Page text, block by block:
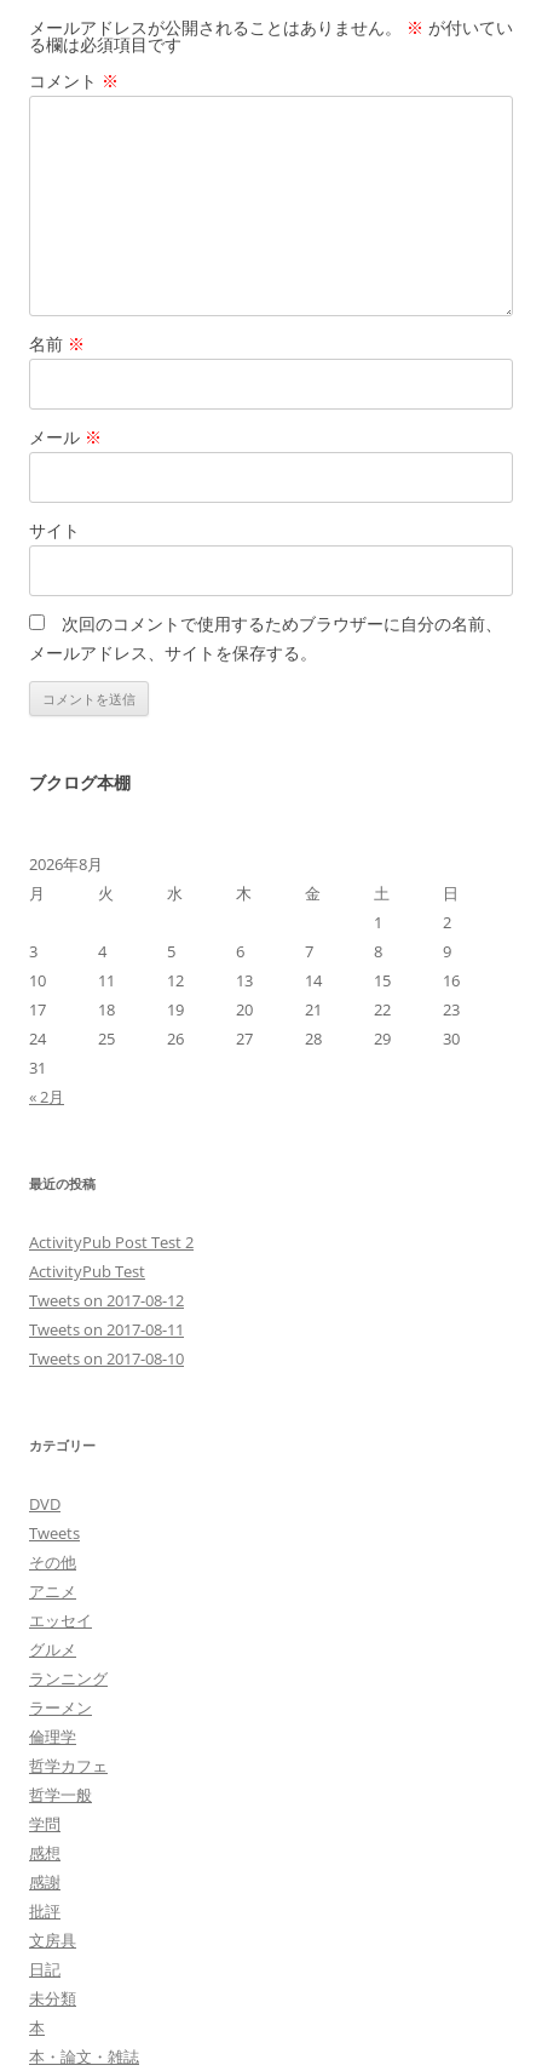
ン
メールアドレスが公開されることはありません。 ※ が付いてい
る欄は必須項目です
コメント ※
名前 ※
メール ※
サイト
次回のコメントで使用するためブラウザーに自分の名前、
メールアドレス、サイトを保存する。
ブクログ本棚
2026年8月
月
火 水 木 金 土
日
1
2
3
4 5 6 7 8
9
10
11 12 13 14 15
16
17
18 19 20 21 22
23
24
25 26 27 28 29
30
31
« 2月
最近の投稿
ActivityPub Post Test 2
ActivityPub Test
Tweets on 2017-08-12
Tweets on 2017-08-11
Tweets on 2017-08-10
カテゴリー
DVD
Tweets
その他
アニメ
エッセイ
グルメ
ランニング
ラーメン
倫理学
哲学カフェ
哲学一般
学問
感想
感謝
批評
文房具
日記
未分類
本
本・論文・雑誌